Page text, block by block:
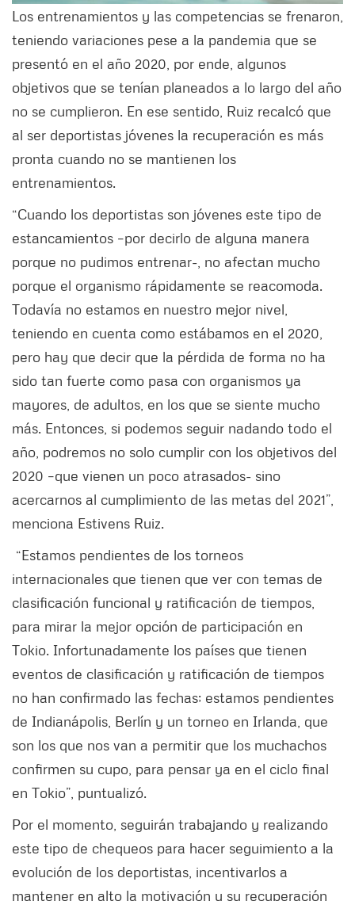
Los entrenamientos y las competencias se frenaron,
teniendo variaciones pese a la pandemia que se
presentó en el año 2020, por ende, algunos
objetivos que se tenían planeados a lo largo del año
no se cumplieron. En ese sentido, Ruiz recalcó que
al ser deportistas jóvenes la recuperación es más
pronta cuando no se mantienen los
entrenamientos.
“Cuando los deportistas son jóvenes este tipo de
estancamientos –por decirlo de alguna manera
porque no pudimos entrenar-, no afectan mucho
porque el organismo rápidamente se reacomoda.
Todavía no estamos en nuestro mejor nivel,
teniendo en cuenta como estábamos en el 2020,
pero hay que decir que la pérdida de forma no ha
sido tan fuerte como pasa con organismos ya
mayores, de adultos, en los que se siente mucho
más. Entonces, si podemos seguir nadando todo el
año, podremos no solo cumplir con los objetivos del
2020 –que vienen un poco atrasados- sino
acercarnos al cumplimiento de las metas del 2021”,
menciona Estivens Ruiz.
“Estamos pendientes de los torneos
internacionales que tienen que ver con temas de
clasificación funcional y ratificación de tiempos,
para mirar la mejor opción de participación en
Tokio. Infortunadamente los países que tienen
eventos de clasificación y ratificación de tiempos
no han confirmado las fechas; estamos pendientes
de Indianápolis, Berlín y un torneo en Irlanda, que
son los que nos van a permitir que los muchachos
confirmen su cupo, para pensar ya en el ciclo final
en Tokio”, puntualizó.
Por el momento, seguirán trabajando y realizando
este tipo de chequeos para hacer seguimiento a la
evolución de los deportistas, incentivarlos a
mantener en alto la motivación y su recuperación